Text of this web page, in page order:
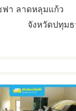
า ลาดหลุมแก้ว
จังหวัดปทุม